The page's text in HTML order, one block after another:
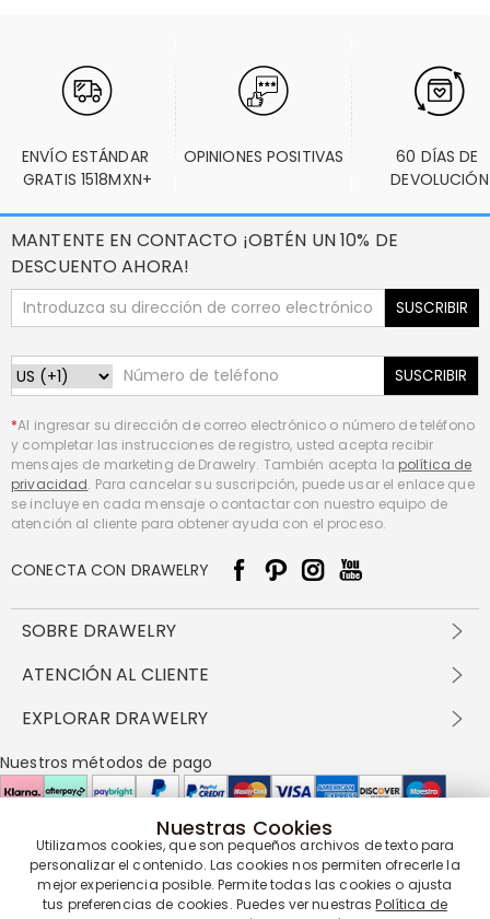
ENVÍO ESTÁNDAR
GRATIS 1518MXN+
OPINIONES POSITIVAS
60 DÍAS DE
DEVOLUCIÓN
MANTENTE EN CONTACTO ¡OBTÉN UN 10% DE
DESCUENTO AHORA!
SUSCRIBIR
SUSCRIBIR
*Al ingresar su dirección de correo electrónico o número de teléfono
y completar las instrucciones de registro, usted acepta recibir
mensajes de marketing de Drawelry. También acepta la política de
privacidad. Para cancelar su suscripción, puede usar el enlace que
se incluye en cada mensaje o contactar con nuestro equipo de
atención al cliente para obtener ayuda con el proceso.
CONECTA CON DRAWELRY
SOBRE DRAWELRY
Sobre nosotros
política de privacidad
Preguntas frecuentes
Política de cookies
ATENCIÓN AL CLIENTE
Envío y entrega
Devolución en 60 días
Cómo cuidar
EXPLORAR DRAWELRY
Drawelry Prime
Programa de Recompensas
Nuestros métodos de pago
Nuestros socios de entrega
Nuestras Cookies
Utilizamos cookies, que son pequeños archivos de texto para
personalizar el contenido. Las cookies nos permiten ofrecerle la
mejor experiencia posible. Permite todas las cookies o ajusta
tus preferencias de cookies. Puedes ver nuestrasPolítica de